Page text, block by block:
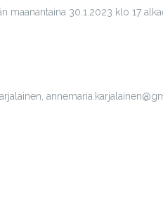
maanantaina 30.1.2023 klo 17